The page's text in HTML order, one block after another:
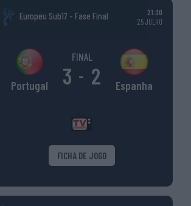
Europeu Sub17 - Fase Final
21:30
25 JULHO
Portugal
FINAL
3 - 2 Espanha
FICHA DE JOGO